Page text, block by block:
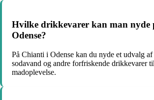
Hvilke drikkevarer kan man nyde
Odense?
På Chianti i Odense kan du nyde et udvalg
sodavand og andre forfriskende drikkevarer
madoplevelse.